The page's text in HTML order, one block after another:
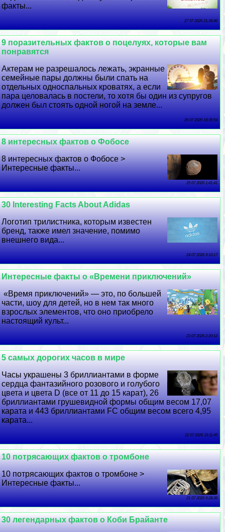
факты...
27 07 2026 21:34:46
9 поразительных фактов о поцелуях, которые вам
понравятся
Актерам не разрешалось лежать, экранные
семейные пары должны были спать на
отдельных односпальных кроватях, а если
пара целовалась в постели, то хотя бы один из супругов
должен был стоять одной ногой на земле...
26 07 2026 18:35:54
8 интересных фактов о Фобосе
8 интересных фактов о Фобосе >
Интересные факты...
25 07 2026 1:41:41
30 Interesting Facts About Adidas
Логотип трилистника, которым известен
бренд, также имел значение, помимо
внешнего вида...
24 07 2026 9:10:17
Интересные факты о «Времени приключений»
«Время приключений» — это, по большей
части, шоу для детей, но в нем так много
взрослых элементов, что оно приобрело
настоящий культ...
23 07 2026 2:20:12
5 самых дорогих часов в мире
Часы украшены 3 бриллиантами в форме
сердца фантазийного розового и гoлyбого
цвета и цвета D (все от 11 до 15 карат), 26
бриллиантами грушевидной формы общим весом 17,07
карата и 443 бриллиантами FC общим весом всего 4,95
карата...
22 07 2026 19:11:45
10 потрясающих фактов о тромбоне
10 потрясающих фактов о тромбоне >
Интересные факты...
21 07 2026 9:28:36
30 легендарных фактов о Коби Брайанте